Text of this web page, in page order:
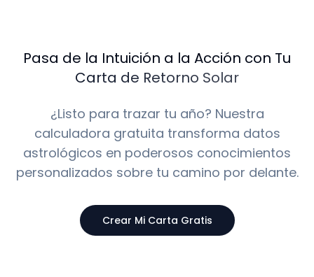
Pasa de la Intuición a la Acción con Tu
Carta de Retorno Solar
¿Listo para trazar tu año? Nuestra
calculadora gratuita transforma datos
astrológicos en poderosos conocimientos
personalizados sobre tu camino por delante.
Crear Mi Carta Gratis